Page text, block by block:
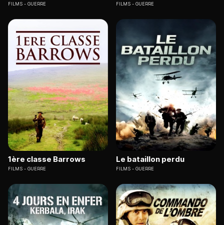
FILMS GUERRE FILMS GUERRE
1ère classe Barrows
FILMS GUERRE
Le bataillon perdu
FILMS GUERRE